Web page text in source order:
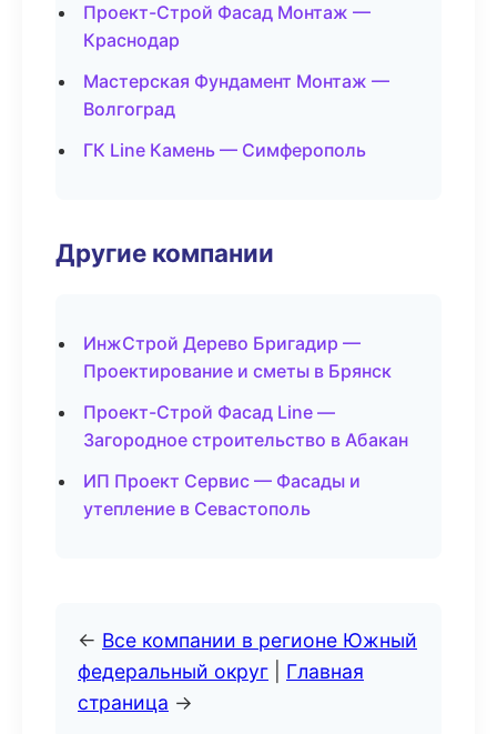
Проект-Строй Фасад Монтаж —
Краснодар
Мастерская Фундамент Монтаж —
Волгоград
ГК Line Камень — Симферополь
Другие компании
ИнжСтрой Дерево Бригадир —
Проектирование и сметы в Брянск
Проект-Строй Фасад Line —
Загородное строительство в Абакан
ИП Проект Сервис — Фасады и
утепление в Севастополь
← Все компании в регионе Южный
федеральный округ
Главная
страница →